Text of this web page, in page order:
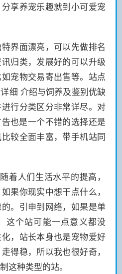
享养宠乐趣就到小可爱宠
界面漂亮，可以先做排名
归类，发展好的可以升级
宠物交易寄出售等。站点
细 介绍与饲养及鉴别优缺
行分类区分非常详尽。对
也是一个不错的选择还是
较全面丰富，带手机站同
着人们生活水平的提高，
果你现实中想干点什么，
。引申到网络，如果是单
这个站可能一点意义都没
，站长本身也是宠物爱好
得稳，所以我也很好奇，
这种类型的站。